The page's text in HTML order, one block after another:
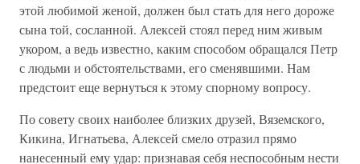
этой любимой женой, должен был стать для него дороже
сына той, сосланной. Алексей стоял перед ним живым
укором, а ведь известно, каким способом обращался Петр
с людьми и обстоятельствами, его сменявшими. Нам
предстоит еще вернуться к этому спорному вопросу.
По совету своих наиболее близких друзей, Вяземского,
Кикина, Игнатьева, Алексей смело отразил прямо
нанесенный ему удар: признавая себя неспособным нести